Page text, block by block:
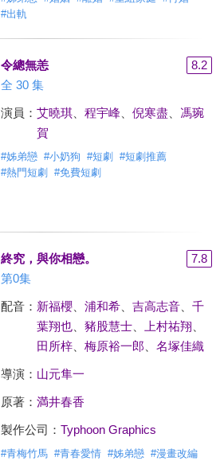
#出軌
令總無恙
8.2
全 30 集
演員： 艾曉琪、 程宇峰、 倪寒盡
馮琬
賀
#姊弟戀 #小奶狗 #短劇 #短劇推薦
#熱門短劇 #免費短劇
終究，與你相戀。
7.8
第0集
配音： 新福櫻、 浦和希、 吉高志音、 千
葉翔也、 豬股慧士、 上村祐翔
田所梓、 梅原裕一郎 名塚佳織
導演： 山元隼一
原著： 満井春香
製作公司： Typhoon Graphics
#青梅竹馬 #青春愛情 #姊弟戀 #漫畫改編